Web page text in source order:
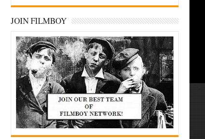
JOIN FILMBOY